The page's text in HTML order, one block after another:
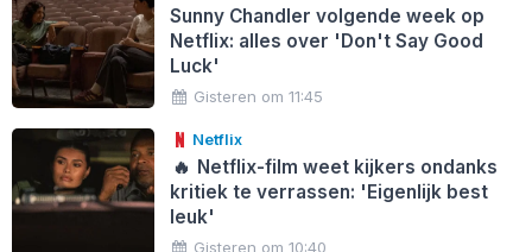
Sunny Chandler volgende week op
Netflix: alles over 'Don't Say Good
Luck'
Gisteren om 11:45
Netflix
🔥 Netflix-film weet kijkers ondanks
kritiek te verrassen: 'Eigenlijk best
leuk'
Gisteren om 10:40